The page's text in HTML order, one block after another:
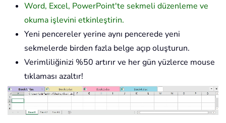
Word, Excel, PowerPoint'te sekmeli düzenleme ve
okuma işlevini etkinleştirin.
Yeni pencereler yerine aynı pencerede yeni
sekmelerde birden fazla belge açıp oluşturun.
Verimliliğinizi %50 artırır ve her gün yüzlerce mouse
tıklaması azaltır!